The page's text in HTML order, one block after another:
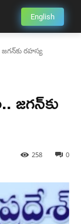
English
రహస్య
జగన్‌కు
0
258